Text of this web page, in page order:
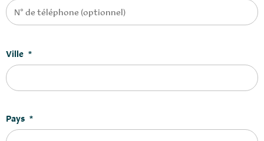
Ville *
Pays *